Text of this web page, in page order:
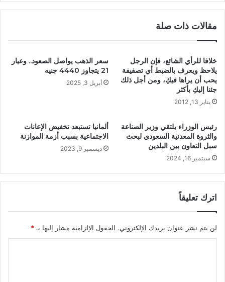
مقالات ذات صلة
خلافا للرأي الشائع، فإن الرجل
يلاحظ ويعرف بالضبط أي تصفيفة
يحب أن يراها فيكِ، ومن أجل ذلك
جئنا إليكِ بأكثر
يناير 13, 2012
سعر الذهب يواصل الصعود.. وعيار
21 يتجاوز 4440 جنيه
أبريل 3, 2025
رئيس الوزراء يلتقي وزير الصناعة
والثروة المعدنية السعودي لبحث
سبل التعاون بين البلدين
سبتمبر 16, 2024
ألمانيا تستبعد تخفيض الإعانات
الاجتماعية بسبب أزمة الموازنة
ديسمبر 9, 2023
اترك تعليقاً
لن يتم نشر عنوان بريدك الإلكتروني. الحقول الإلزامية مشار إليها بـ *